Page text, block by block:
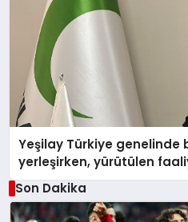
Yeşilay Türkiye genelinde
yerleşirken, yürütülen
üçüncüsü oldu.
Son Dakika